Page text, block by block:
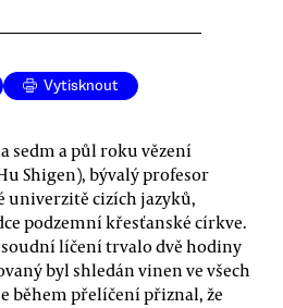
Vytisknout
sedm a půl roku vězení
Shigen), bývalý profesor
univerzitě cizích jazyků,
podzemní křesťanské církve.
líčení trvalo dvě hodiny
byl shledán vinen ve všech
během přelíčení přiznal, že